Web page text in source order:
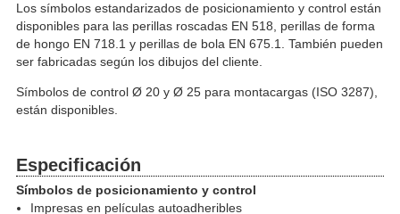
Los símbolos estandarizados de posicionamiento y control están
disponibles para las perillas roscadas EN 518, perillas de forma
de hongo EN 718.1 y perillas de bola EN 675.1. También pueden
ser fabricadas según los dibujos del cliente.
Símbolos de control Ø 20 y Ø 25 para montacargas (ISO 3287),
están disponibles.
Especificación
Símbolos de posicionamiento y control
Impresas en películas autoadheribles